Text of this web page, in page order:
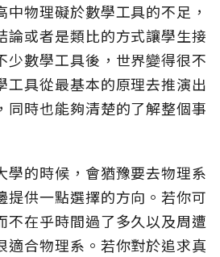
中物理礙於數學工具的不足，
論或者是類比的方式讓學生接
少數學工具後，世界變得很不
工具從最基本的原理去推演出
同時也能夠清楚的了解整個事
學的時候，會猶豫要去物理系
提供一點選擇的方向。若你可
不在乎時間過了多久以及周遭
適合物理系。若你對於追求真